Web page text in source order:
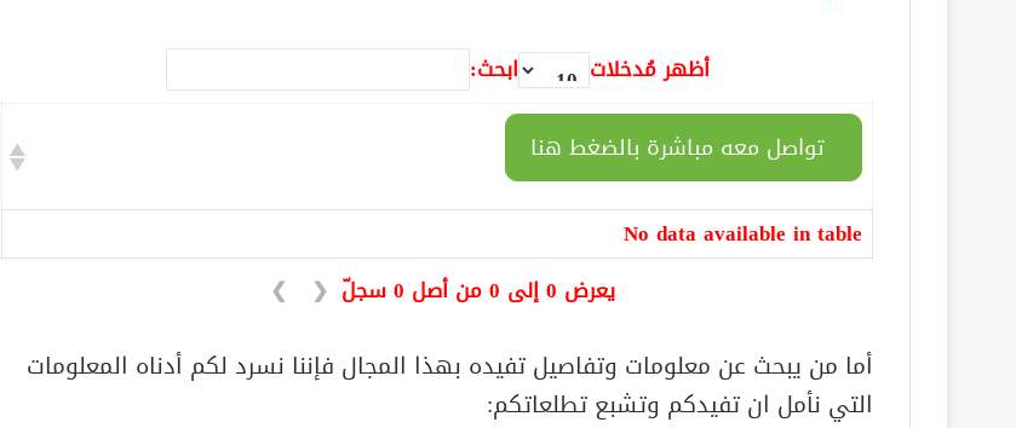
أظهر مُدخلات ابحث:
تواصل معه مباشرة بالضغط هنا
No data available in table
يعرض 0 إلى 0 من أصل 0 سجلّ
❮
❯
أما من يبحث عن معلومات وتفاصيل تفيده بهذا المجال فإننا نسرد لكم أدناه المعلومات
التي نأمل ان تفيدكم وتشبع تطلعاتكم: